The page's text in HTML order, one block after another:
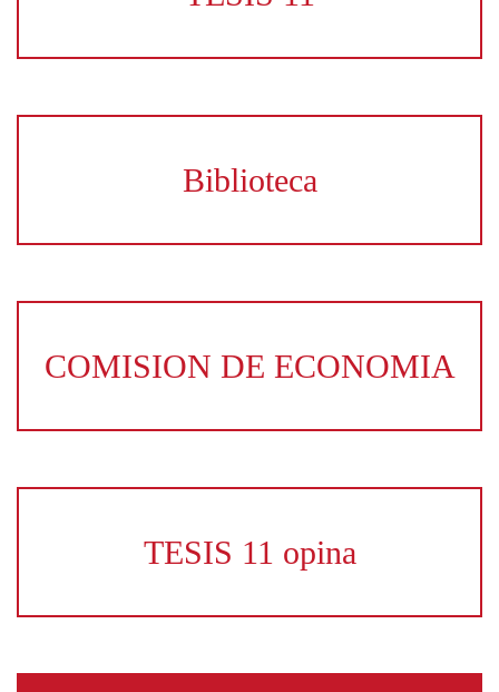
Biblioteca
COMISION DE ECONOMIA
TESIS 11 opina